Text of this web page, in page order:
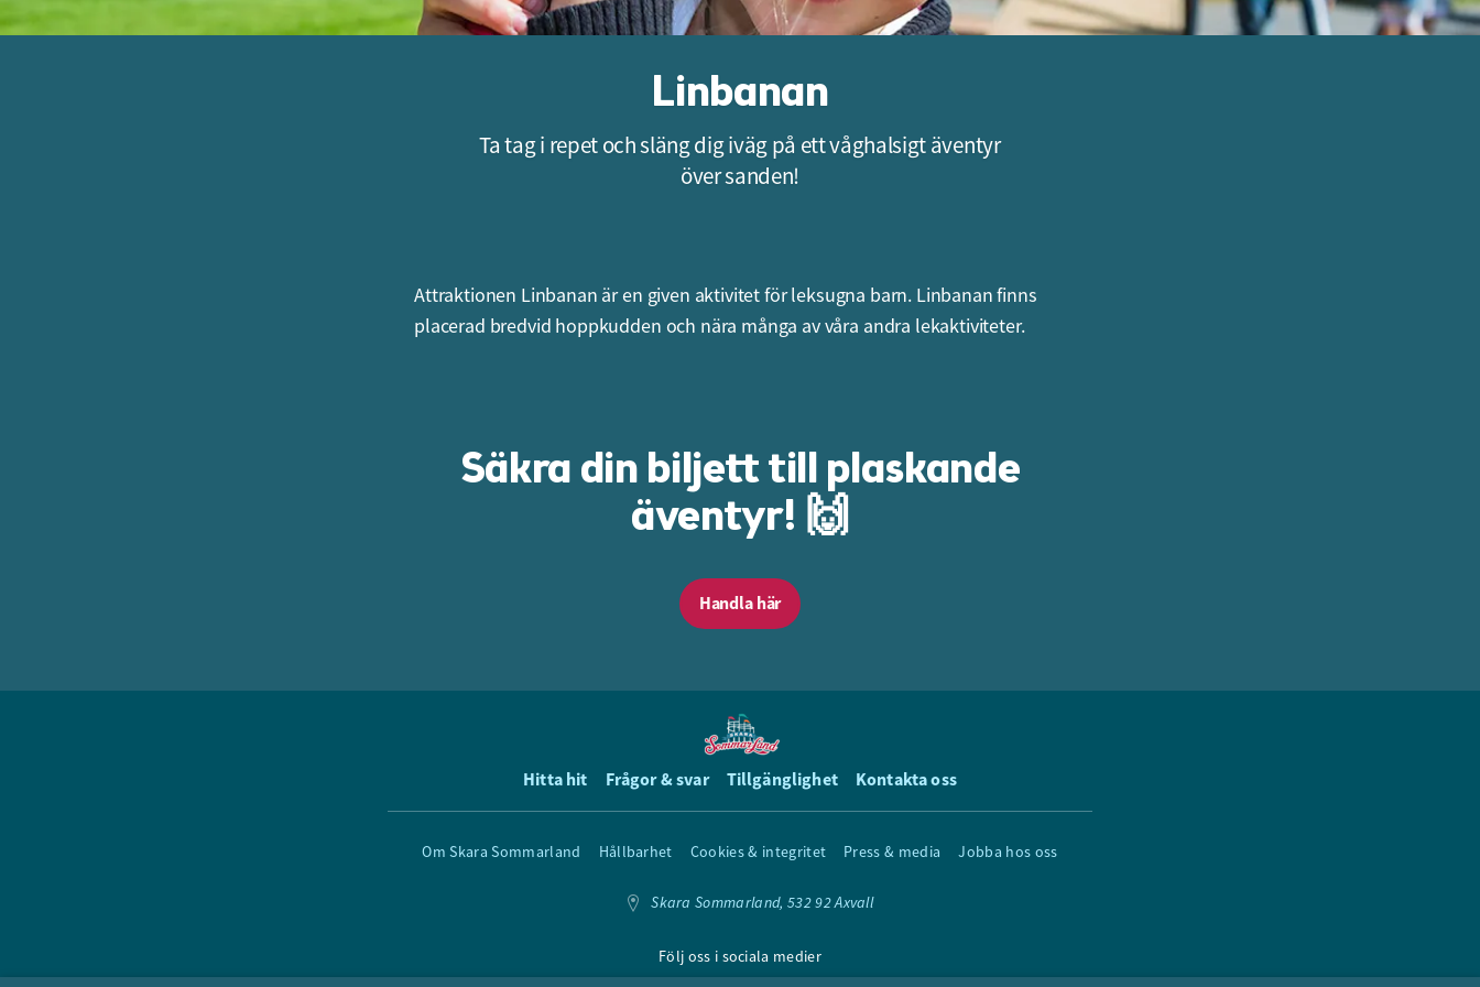
Linbanan
Ta tag i repet och släng dig iväg på ett våghalsigt äventyr
över sanden!
Attraktionen Linbanan är en given aktivitet för leksugna barn. Linbanan finns
placerad bredvid hoppkudden och nära många av våra andra lekaktiviteter.
Säkra din biljett till plaskande
äventyr! 🙌
Handla här
Hitta hit Frågor & svar Tillgänglighet Kontakta oss
Om Skara Sommarland Hållbarhet Cookies & integritet Press & media Jobba hos oss
Skara Sommarland, 532 92 Axvall
Följ oss i sociala medier